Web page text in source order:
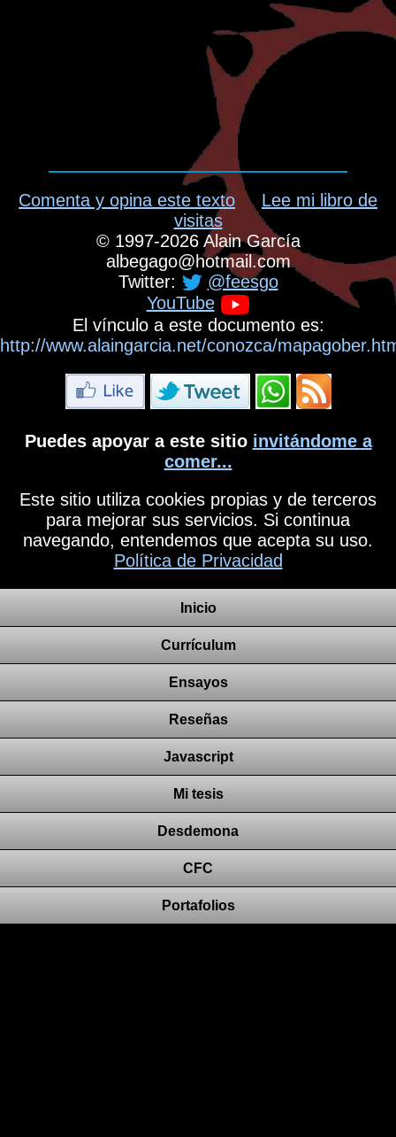
Comenta y opina este texto
Lee mi libro de
visitas
©1997-2026 Alain García
albegago@hotmail.com
Twitter:
@feesgo
YouTube
El vínculo a este documento es:
http://www.alaingarcia.net/conozca/
Puedes apoyar a este sitio invitándome a
comer...
Este sitio utiliza cookies propias y de terceros
para mejorar sus servicios. Si continua
navegando, entendemos que acepta su uso.
Política de Privacidad
Inicio
Currículum
Ensayos
Reseñas
Javascript
Mi tesis
Desdemona
CFC
Portafolios